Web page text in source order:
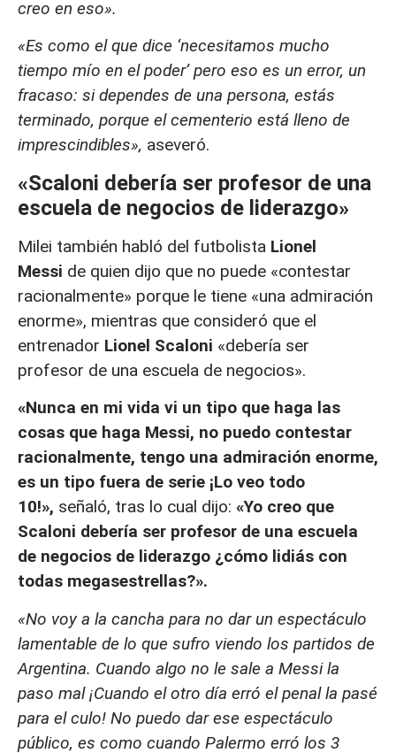
creo en eso».
«Es como el que dice ‘necesitamos mucho
tiempo mío en el poder’ pero eso es un error, un
fracaso: si dependes de una persona, estás
terminado, porque el cementerio está lleno de
imprescindibles», aseveró.
«Scaloni debería ser profesor de una
escuela de negocios de liderazgo»
Milei también habló del futbolista Lionel
Messi de quien dijo que no puede «contestar
racionalmente» porque le tiene «una admiración
enorme», mientras que consideró que el
entrenador Lionel Scaloni «debería ser
profesor de una escuela de negocios».
«Nunca en mi vida vi un tipo que haga las
cosas que haga Messi, no puedo contestar
racionalmente, tengo una admiración enorme,
es un tipo fuera de serie ¡Lo veo todo
10!», señaló, tras lo cual dijo: «Yo creo que
Scaloni debería ser profesor de una escuela
de negocios de liderazgo ¿cómo lidiás con
todas megasestrellas?».
«No voy a la cancha para no dar un espectáculo
lamentable de lo que sufro viendo los partidos de
Argentina. Cuando algo no le sale a Messi la
paso mal ¡Cuando el otro día erró el penal la pasé
para el culo! No puedo dar ese espectáculo
público, es como cuando Palermo erró los 3